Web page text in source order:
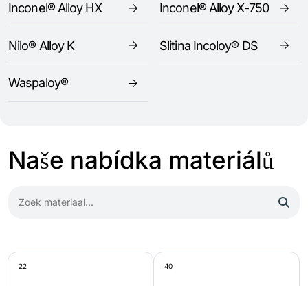
Inconel® Alloy HX Inconel® Alloy X-750
Nilo® Alloy K Slitina Incoloy® DS
Waspaloy®
Naše nabídka materiálů
22 40